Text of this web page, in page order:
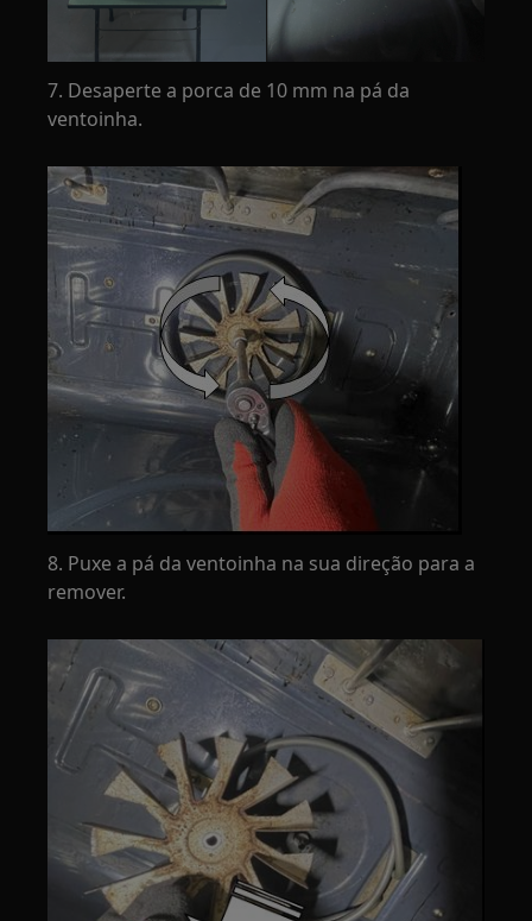
7. Desaperte a porca de 10 mm na pá da
ventoinha.
8. Puxe a pá da ventoinha na sua direção para a
remover.